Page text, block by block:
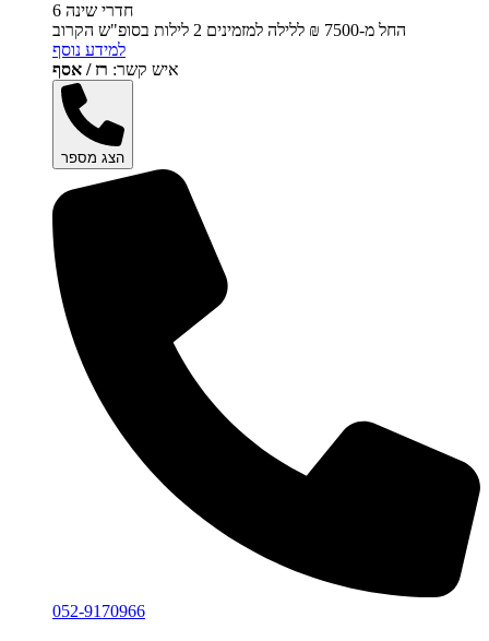
6 חדרי שינה
החל מ-‏7500 ₪ ללילה למזמינים 2 לילות בסופ"ש הקרוב
למידע נוסף
איש קשר: רז / אסף
הצג מספר
052-9170966